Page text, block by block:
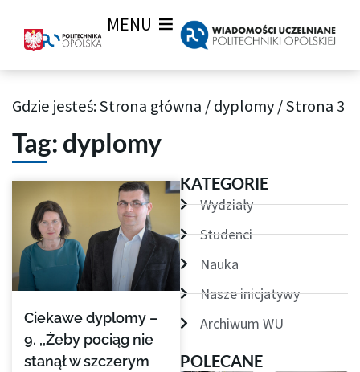
MENU
Archiwum Tagów aktualności Wiadomości uczelnianych
Gdzie jesteś:Strona główna /dyplomy/Strona 3
Tag: dyplomy
Ciekawe dyplomy –
9. ,,Żeby pociąg nie
stanął w szczerym
StronaStronaStrona
StronaStronaStrona KATEGORIE
Wydziały
Studenci
Nauka
Nasze inicjatywy
Archiwum WU
POLECANE